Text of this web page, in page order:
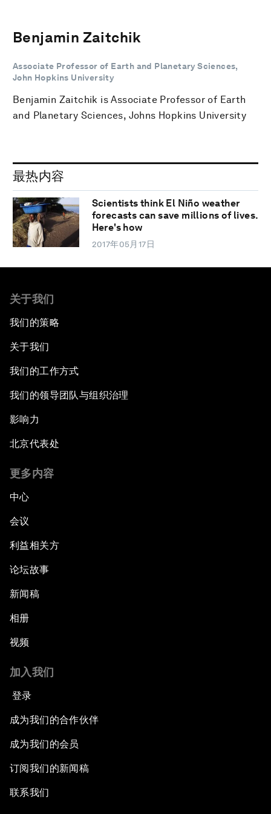
Benjamin Zaitchik
Associate Professor of Earth and Planetary Sciences,
John Hopkins University
Benjamin Zaitchik is Associate Professor of Earth
and Planetary Sciences, Johns Hopkins University
最热内容
Scientists think El Niño weather
forecasts can save millions of lives.
Here's how
2017年05月17日
关于我们
我们的策略
关于我们
我们的工作方式
我们的领导团队与组织治理
影响力
北京代表处
更多内容
中心
会议
利益相关方
论坛故事
新闻稿
相册
视频
加入我们
登录
成为我们的合作伙伴
成为我们的会员
订阅我们的新闻稿
联系我们